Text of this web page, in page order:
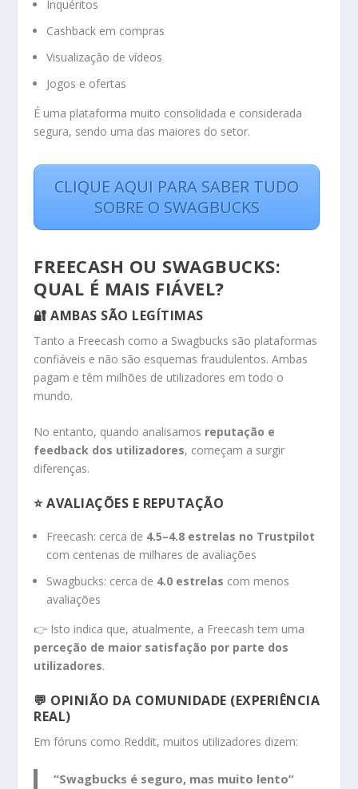
Inquéritos
Cashback em compras
Visualização de vídeos
Jogos e ofertas
É uma plataforma muito consolidada e considerada
segura, sendo uma das maiores do setor.
CLIQUE AQUI PARA SABER TUDO
SOBRE O SWAGBUCKS
FREECASH OU SWAGBUCKS:
QUAL É MAIS FIÁVEL?
🔐 AMBAS SÃO LEGÍTIMAS
Tanto a Freecash como a Swagbucks são plataformas
confiáveis e não são esquemas fraudulentos. Ambas
pagam e têm milhões de utilizadores em todo o
mundo.
No entanto, quando analisamos reputação e
feedback dos utilizadores, começam a surgir
diferenças.
⭐ AVALIAÇÕES E REPUTAÇÃO
Freecash: cerca de 4.5–4.8 estrelas no Trustpilot
com centenas de milhares de avaliações
Swagbucks: cerca de 4.0 estrelas com menos
avaliações
👉 Isto indica que, atualmente, a Freecash tem uma
perceção de maior satisfação por parte dos
utilizadores.
💬 OPINIÃO DA COMUNIDADE (EXPERIÊNCIA
REAL)
Em fóruns como Reddit, muitos utilizadores dizem:
“Swagbucks é seguro, mas muito lento”